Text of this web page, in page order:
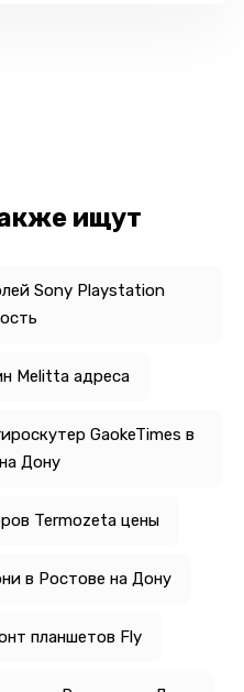
ищут
Sony Playstation
Melitta адреса
GaokeTimes в
Дону
Termozeta цены
в Ростове на Дону
планшетов Fly